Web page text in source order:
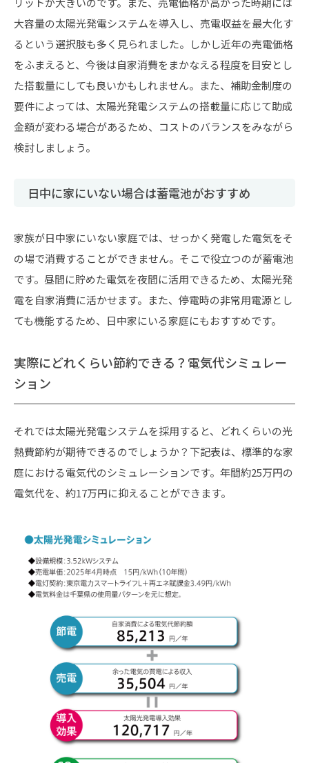
大容量の太陽光発電システムを導入し、売電収益を最大化す
るという選択肢も多く見られました。しかし近年の売電価格
をふまえると、今後は自家消費をまかなえる程度を目安とし
た搭載量にしても良いかもしれません。また、補助金制度の
要件によっては、太陽光発電システムの搭載量に応じて助成
金額が変わる場合があるため、コストのバランスをみながら
検討しましょう。
日中に家にいない場合は蓄電池がおすすめ
家族が日中家にいない家庭では、せっかく発電した電気をそ
の場で消費することができません。そこで役立つのが蓄電池
です。昼間に貯めた電気を夜間に活用できるため、太陽光発
電を自家消費に活かせます。また、停電時の非常用電源とし
ても機能するため、日中家にいる家庭にもおすすめです。
実際にどれくらい節約できる？電気代シミュレー
ション
それでは太陽光発電システムを採用すると、どれくらいの光
熱費節約が期待できるのでしょうか？下記表は、標準的な家
庭における電気代のシミュレーションです。年間約25万円の
電気代を、約17万円に抑えることができます。